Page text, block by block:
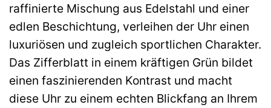
raffinierte Mischung aus Edelstahl und einer
edlen Beschichtung, verleihen der Uhr einen
luxuriösen und zugleich sportlichen Charakter.
Das Zifferblatt in einem kräftigen Grün bildet
einen faszinierenden Kontrast und macht
diese Uhr zu einem echten Blickfang an Ihrem